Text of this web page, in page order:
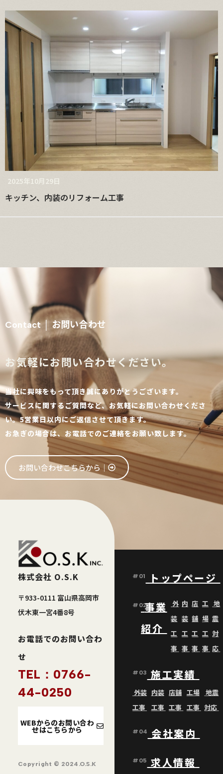
2025年10月29日
キッチン、内装のリフォーム工事
Contact │ お問い合わせ
お気軽にお問い合わせください。
当社に興味をもって頂き誠にありがとうございます。
サービスに関するご質問など、お気軽にお問い合わせくださ
い。5営業日以内にご返信させて頂きます。
お急ぎの場合は、お電話でのご連絡をお願い致します。
お問い合わせこちらから│
株式会社 O.S.K
〒933-0111 富山県高岡市
伏木東一宮4番8号
お電話でのお問い合わ
せ
TEL：0766-
44-0250
WEBからのお問い合わ
せはこちらから
Copyright © 2024.O.S.K
#01 トップページ
#02事業
紹介
外
装
工
事
内
装
工
事
店
舗
工
事
工
場
工
事
地
震
対
応
#03 施工実績
外装
工事
内装
工事
店舗
工事
工場
工事
地震
対応
#04 会社案内
#05 求人情報